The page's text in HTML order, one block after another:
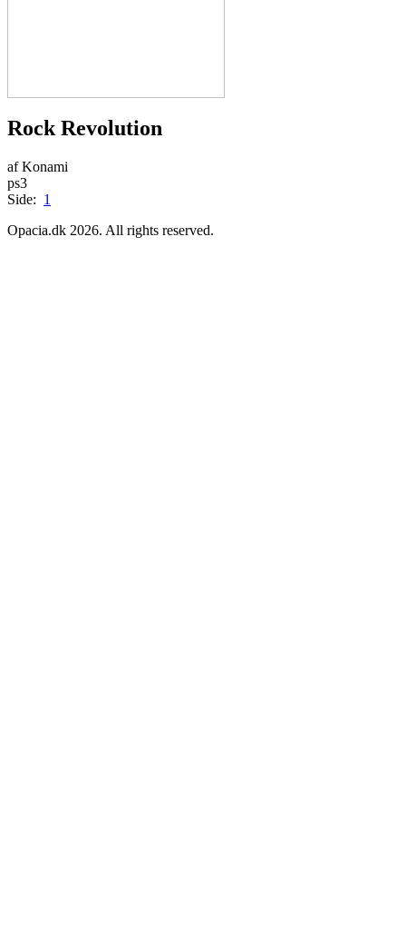
Rock Revolution
af Konami
ps3
Side: 1
Opacia.dk 2026. All rights reserved.